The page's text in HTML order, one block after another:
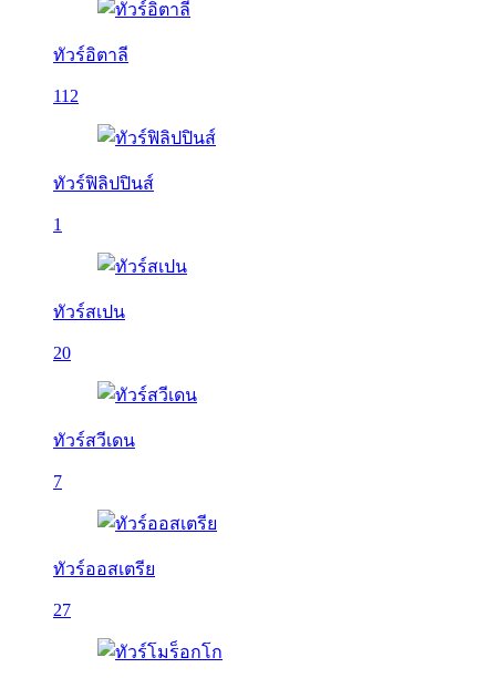
ทัวร์อิตาลี
112
ทัวร์ฟิลิปปินส์
1
ทัวร์สเปน
20
ทัวร์สวีเดน
7
ทัวร์ออสเตรีย
27